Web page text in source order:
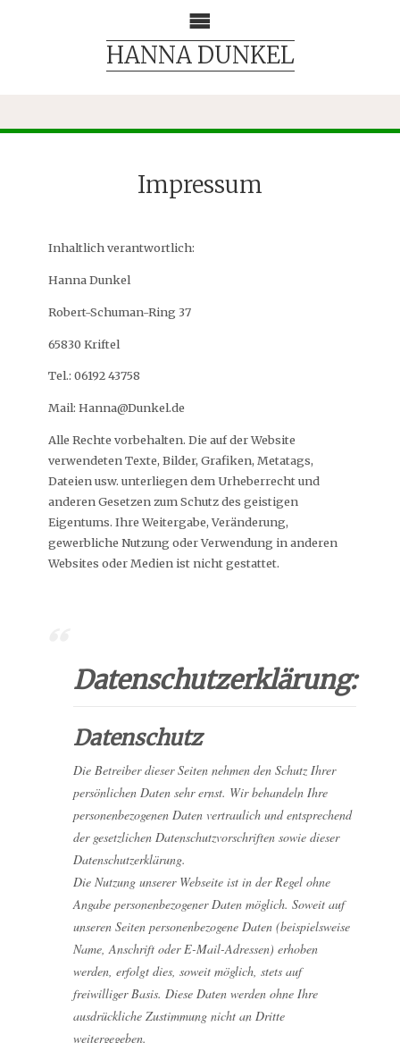
HANNA DUNKEL
Impressum
Inhaltlich verantwortlich:
Hanna Dunkel
Robert-Schuman-Ring 37
65830 Kriftel
Tel.: 06192 43758
Mail: Hanna@Dunkel.de
Alle Rechte vorbehalten. Die auf der Website
verwendeten Texte, Bilder, Grafiken, Metatags,
Dateien usw. unterliegen dem Urheberrecht und
anderen Gesetzen zum Schutz des geistigen
Eigentums. Ihre Weitergabe, Veränderung,
gewerbliche Nutzung oder Verwendung in anderen
Websites oder Medien ist nicht gestattet.
Datenschutzerklärung:
Datenschutz
Die Betreiber dieser Seiten nehmen den Schutz Ihrer
persönlichen Daten sehr ernst. Wir behandeln Ihre
personenbezogenen Daten vertraulich und entsprechend
der gesetzlichen Datenschutzvorschriften sowie dieser
Datenschutzerklärung.
Die Nutzung unserer Webseite ist in der Regel ohne
Angabe personenbezogener Daten möglich. Soweit auf
unseren Seiten personenbezogene Daten (beispielsweise
Name, Anschrift oder E-Mail-Adressen) erhoben
werden, erfolgt dies, soweit möglich, stets auf
freiwilliger Basis. Diese Daten werden ohne Ihre
ausdrückliche Zustimmung nicht an Dritte
weitergegeben.